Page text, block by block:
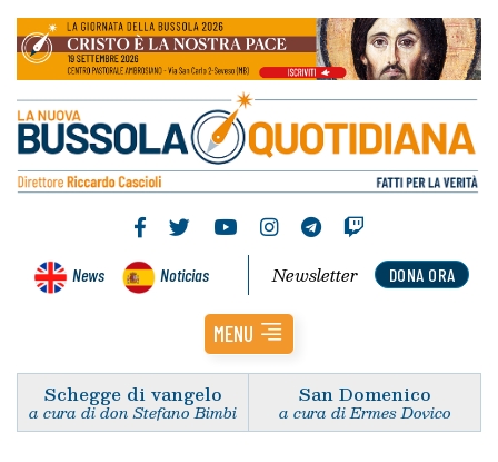
News Noticias DONA ORA
Newsletter
MENU
Schegge di vangelo
a cura di don Stefano Bimbi
San Domenico
a cura di Ermes Dovico